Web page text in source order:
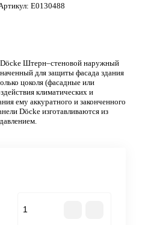
E0130488
Штерн–стеновой наружный
для защиты фасада здания
цоколя (фасадные или
климатических и
ему аккуратного и законченного
Döcke изготавливаются из